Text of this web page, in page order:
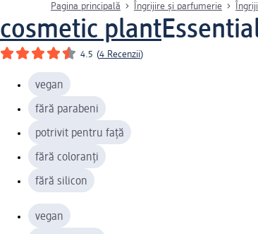
Pagina principală Îngrijire și parfumerie
cosmetic plant
4.5 (4 Recenzii)
vegan
fără parabeni
potrivit pentru față
fără coloranți
fără silicon
vegan